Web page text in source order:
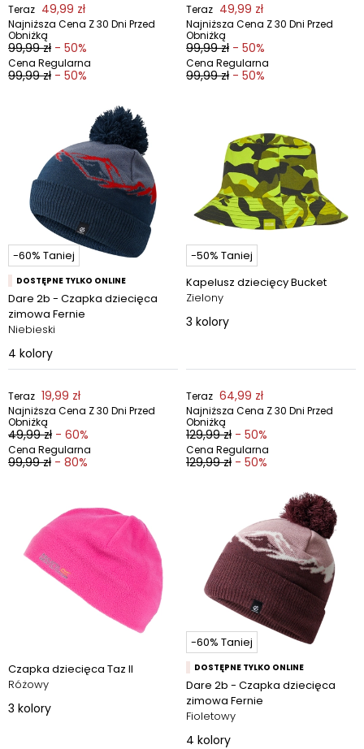
Teraz 49,99 zł
Najniższa Cena Z 30 Dni Przed
Obniżką
99,99 zł - 50%
Cena Regularna
99,99 zł - 50%
Teraz 49,99 zł
Najniższa Cena Z 30 Dni Przed
Obniżką
99,99 zł - 50%
Cena Regularna
99,99 zł - 50%
-60% Taniej
DOSTĘPNE TYLKO ONLINE
Dare 2b - Czapka dziecięca
zimowa Fernie
Niebieski
4 kolory
Teraz 19,99 zł
Najniższa Cena Z 30 Dni Przed
Obniżką
49,99 zł - 60%
Cena Regularna
99,99 zł - 80%
-50% Taniej
Kapelusz dziecięcy Bucket
Zielony
3 kolory
Teraz 64,99 zł
Najniższa Cena Z 30 Dni Przed
Obniżką
129,99 zł - 50%
Cena Regularna
129,99 zł - 50%
Czapka dziecięca Taz II
Różowy
3 kolory
-60% Taniej
DOSTĘPNE TYLKO ONLINE
Dare 2b - Czapka dziecięca
zimowa Fernie
Fioletowy
4 kolory